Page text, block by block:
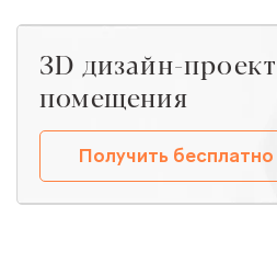
ЗD дизайн-
помещения
Получить бесплатно